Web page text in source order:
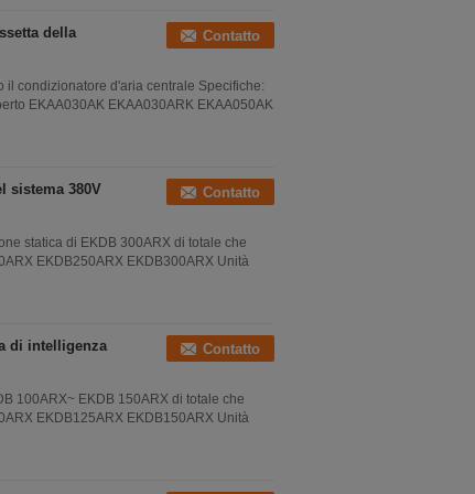
della
Contatto
il condizionatore d'aria centrale Specifiche:
EKAA030AK EKAA030ARK EKAA050AK
sistema 380V
Contatto
statica di EKDB 300ARX di totale che
EKDB250ARX EKDB300ARX Unità
di intelligenza
Contatto
100ARX~ EKDB 150ARX di totale che
EKDB125ARX EKDB150ARX Unità